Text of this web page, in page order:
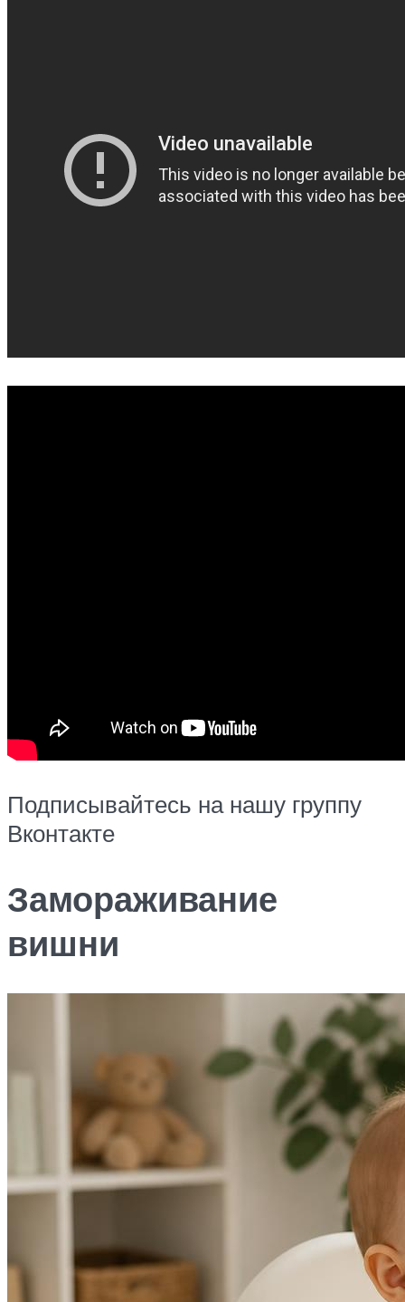
Подписывайтесь на нашу группу
Вконтакте
Замораживание
вишни